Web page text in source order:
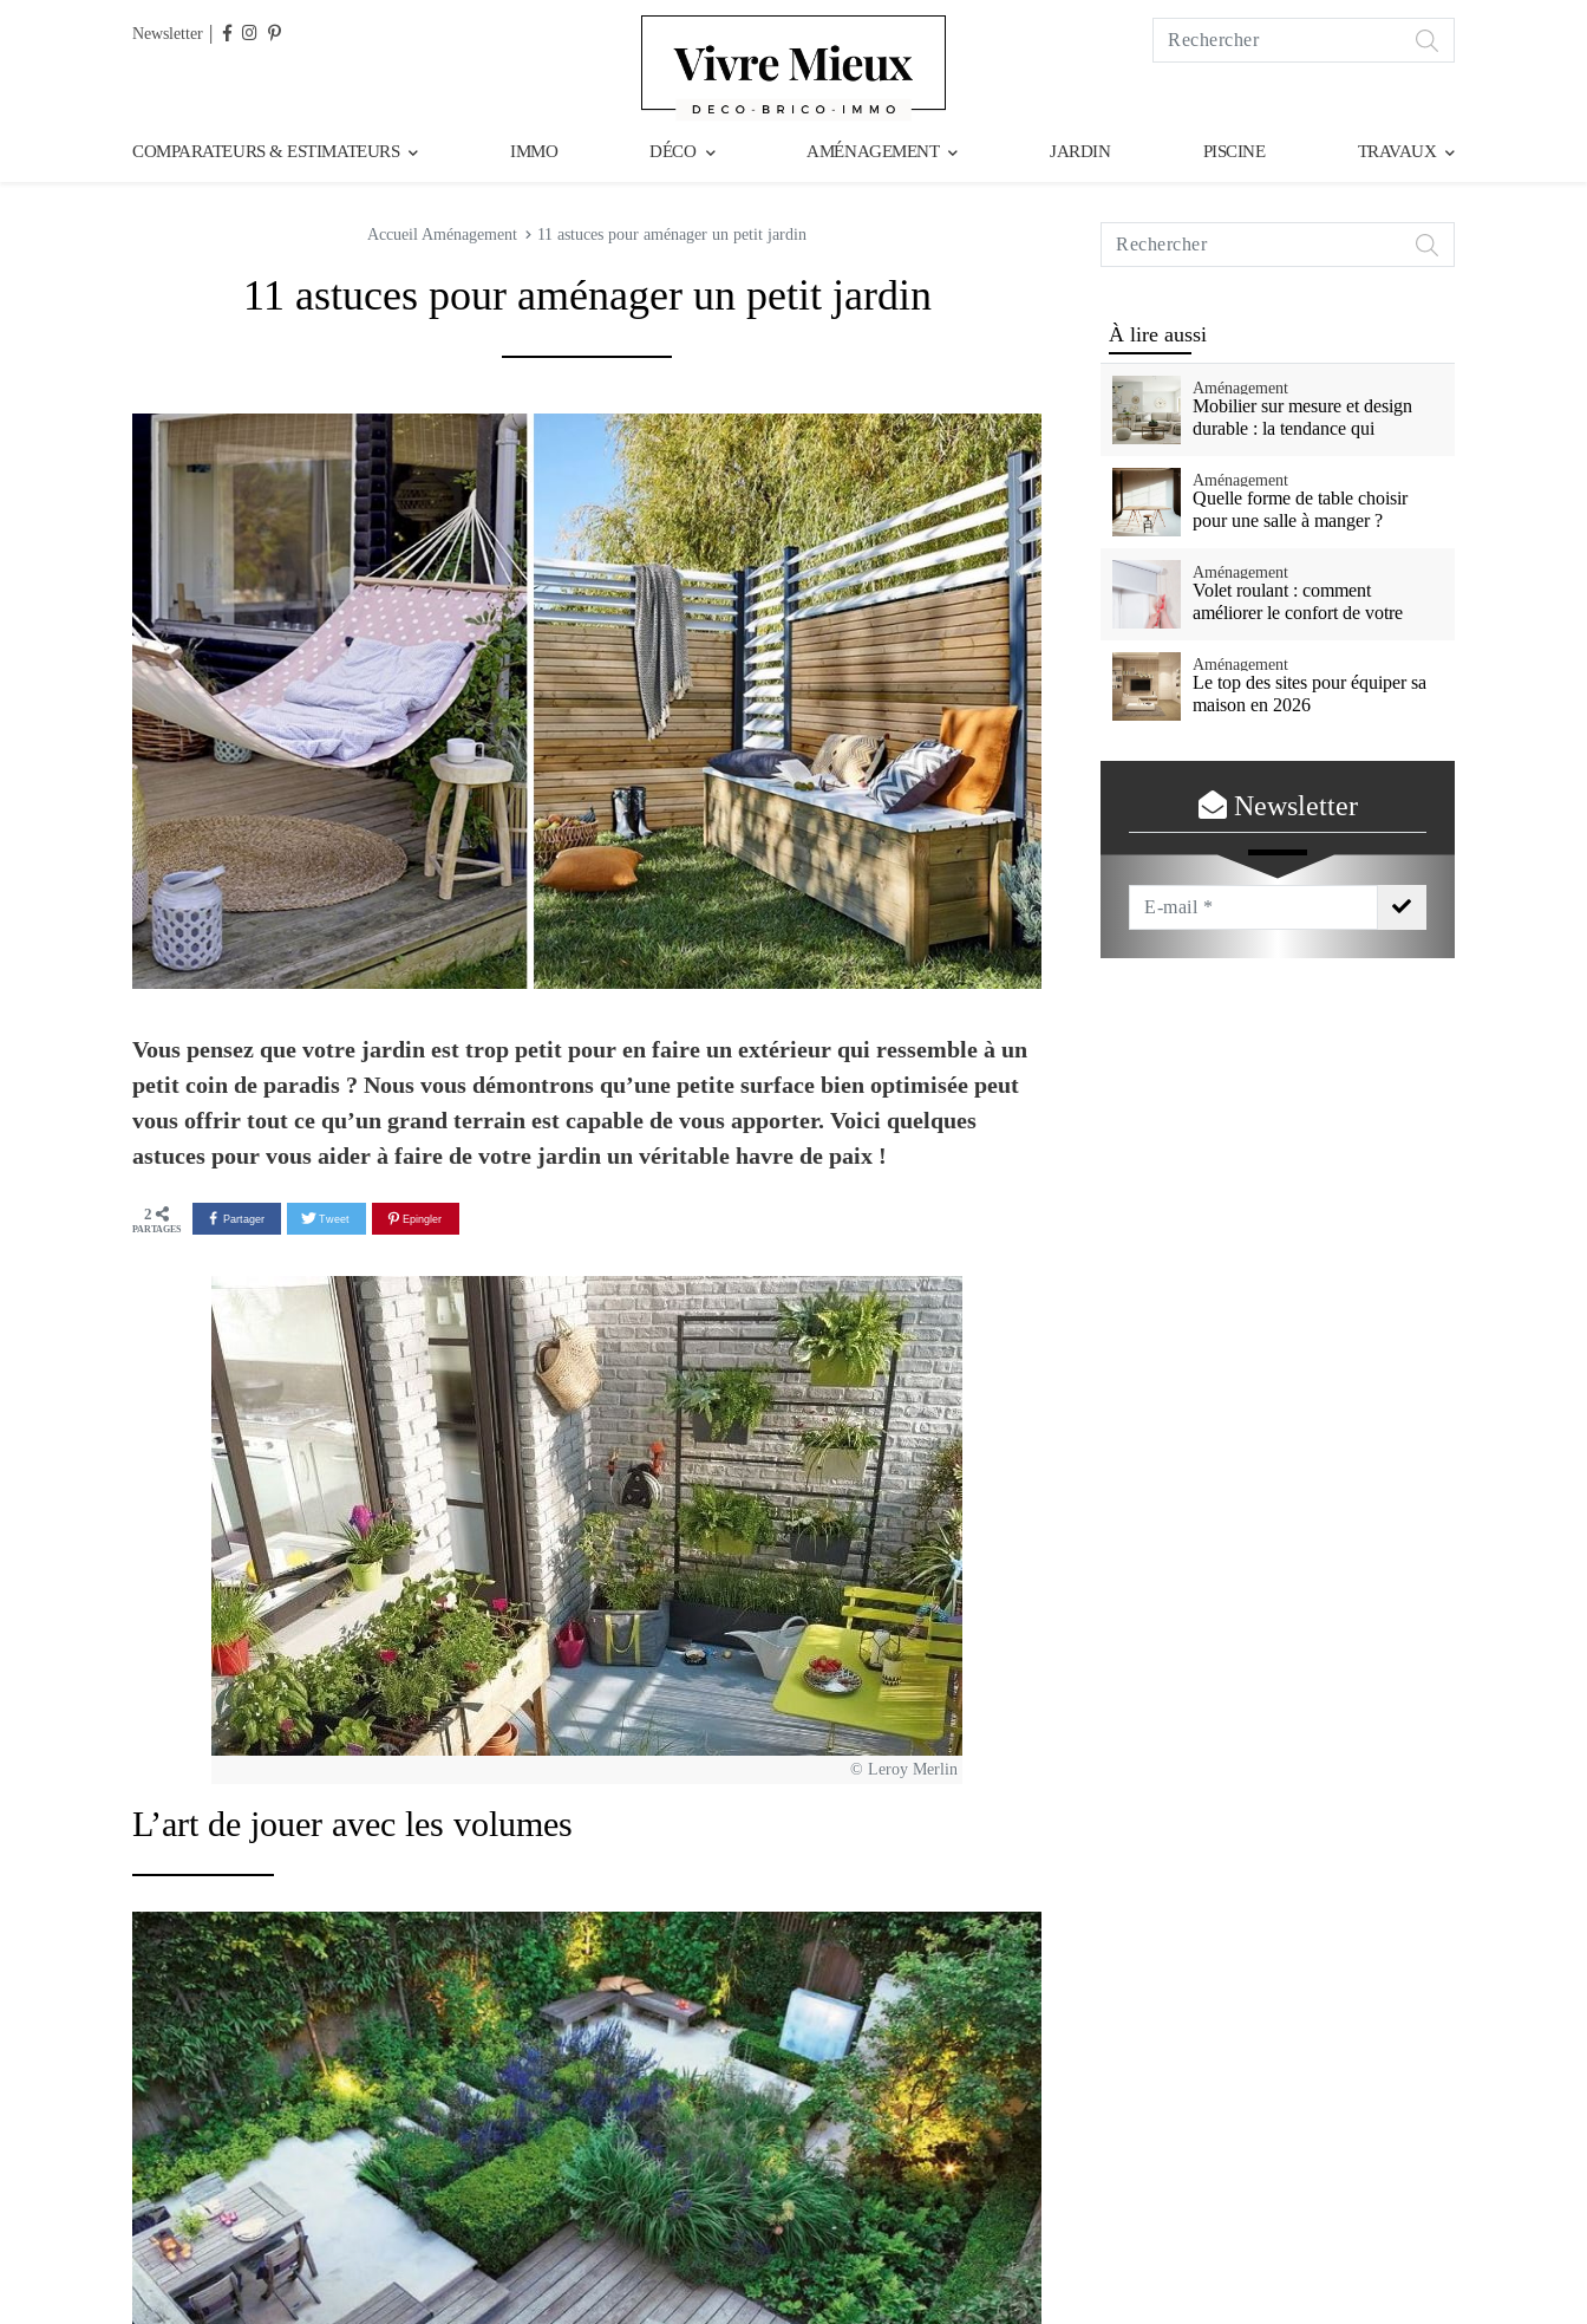
Newsletter
sur
COMPARATEURS & ESTIMATEURS IMMO DÉCO AMÉNAGEMENT JARDIN PISCINE TRAVAUX
Accueil Aménagement 11 astuces pour aménager un petit jardin
11 astuces pour aménager un petit jardin
Vous pensez que votre jardin est trop petit pour en faire un extérieur qui ressemble à un
petit coin de paradis ? Nous vous démontrons qu’une petite surface bien optimisée peut
vous offrir tout ce qu’un grand terrain est capable de vous apporter. Voici quelques
astuces pour vous aider à faire de votre jardin un véritable havre de paix !
2
PARTAGES
Partager sur facebookPartager sur TwitterEpingler sur Pinterest
© Leroy Merlin
L’art de jouer avec les volumes
sur
À lire aussi
Mobilier sur mesure et design
durable : la tendance qui
Aménagement
Quelle forme de table choisir
pour une salle à manger ?
Aménagement
Volet roulant : comment
améliorer le confort de votre
Aménagement
Le top des sites pour équiper sa
maison en 2026
Aménagement
Newsletter
Email